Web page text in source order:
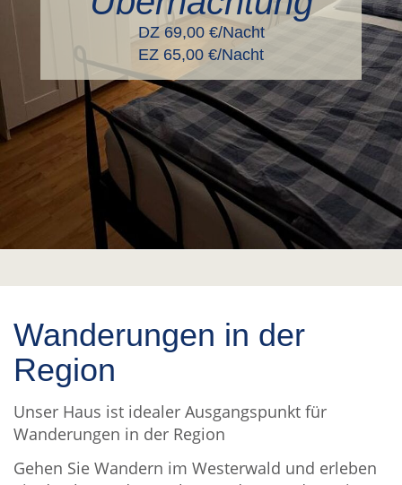
DZ 69,00 €/Nacht
EZ 65,00 €/Nacht
Wanderungen in der
Region
Unser Haus ist idealer Ausgangspunkt für
Wanderungen in der Region
Gehen Sie Wandern im Westerwald und erleben